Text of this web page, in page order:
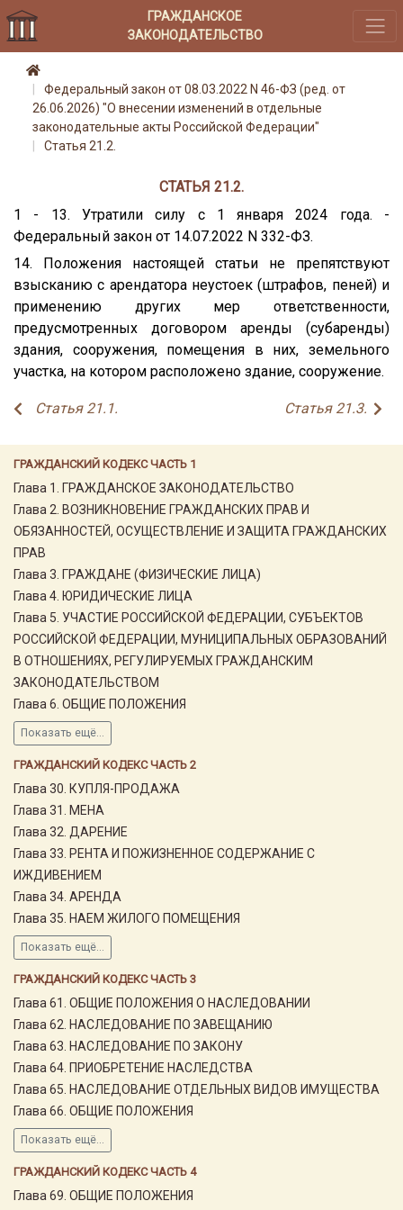
ГРАЖДАНСКОЕ
ЗАКОНОДАТЕЛЬСТВО
ГРАЖДАНСКИЙ КОДЕКС ЧАСТЬ 1
Глава 1. ГРАЖДАНСКОЕ ЗАКОНОДАТЕЛЬСТВО
Глава 2. ВОЗНИКНОВЕНИЕ ГРАЖДАНСКИХ ПРАВ И
ОБЯЗАННОСТЕЙ, ОСУЩЕСТВЛЕНИЕ И ЗАЩИТА ГРАЖДАНСКИХ
ПРАВ
Глава 3. ГРАЖДАНЕ (ФИЗИЧЕСКИЕ ЛИЦА)
Глава 4. ЮРИДИЧЕСКИЕ ЛИЦА
Глава 5. УЧАСТИЕ РОССИЙСКОЙ ФЕДЕРАЦИИ, СУБЪЕКТОВ
РОССИЙСКОЙ ФЕДЕРАЦИИ, МУНИЦИПАЛЬНЫХ ОБРАЗОВАНИЙ
В ОТНОШЕНИЯХ, РЕГУЛИРУЕМЫХ ГРАЖДАНСКИМ
ЗАКОНОДАТЕЛЬСТВОМ
Глава 6. ОБЩИЕ ПОЛОЖЕНИЯ
Показать ещё...
ГРАЖДАНСКИЙ КОДЕКС ЧАСТЬ 2
Глава 30. КУПЛЯ-ПРОДАЖА
Глава 31. МЕНА
Глава 32. ДАРЕНИЕ
Глава 33. РЕНТА И ПОЖИЗНЕННОЕ СОДЕРЖАНИЕ С
ИЖДИВЕНИЕМ
Глава 34. АРЕНДА
Глава 35. НАЕМ ЖИЛОГО ПОМЕЩЕНИЯ
Показать ещё...
ГРАЖДАНСКИЙ КОДЕКС ЧАСТЬ 3
Глава 61. ОБЩИЕ ПОЛОЖЕНИЯ О НАСЛЕДОВАНИИ
Глава 62. НАСЛЕДОВАНИЕ ПО ЗАВЕЩАНИЮ
Глава 63. НАСЛЕДОВАНИЕ ПО ЗАКОНУ
Глава 64. ПРИОБРЕТЕНИЕ НАСЛЕДСТВА
Глава 65. НАСЛЕДОВАНИЕ ОТДЕЛЬНЫХ ВИДОВ ИМУЩЕСТВА
Глава 66. ОБЩИЕ ПОЛОЖЕНИЯ
Показать ещё...
ГРАЖДАНСКИЙ КОДЕКС ЧАСТЬ 4
Глава 69. ОБЩИЕ ПОЛОЖЕНИЯ
Федеральный закон от 08.03.2022 N 46-ФЗ (ред. от
26.06.2026) "О внесении изменений в отдельные
законодательные акты Российской Федерации"
Статья 21.2.
СТАТЬЯ 21.2.
1 - 13. Утратили силу с 1 января 2024 года. -
Федеральный закон от 14.07.2022 N 332-ФЗ.
14. Положения настоящей статьи не препятствуют
взысканию с арендатора неустоек (штрафов, пеней) и
применению других мер ответственности,
предусмотренных договором аренды (субаренды)
здания, сооружения, помещения в них, земельного
участка, на котором расположено здание, сооружение.
Статья 21.1. Статья 21.3.